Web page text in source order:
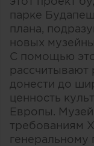
парке
плана,
новых
С помощью
рассчитывают
донести до
ценность
Европы. Музей
требованиям
генеральному